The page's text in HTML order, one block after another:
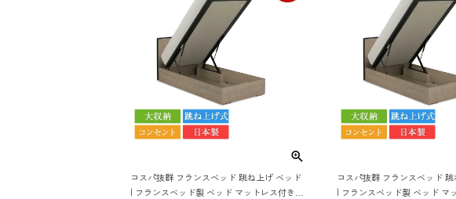
コスパ抜群 フランスベッド 跳ね上げ ベッド
| フランスベッド製 ベッド マットレス付き
コスパ抜群 フランスベッド
| フランスベッド製 ベッド マ